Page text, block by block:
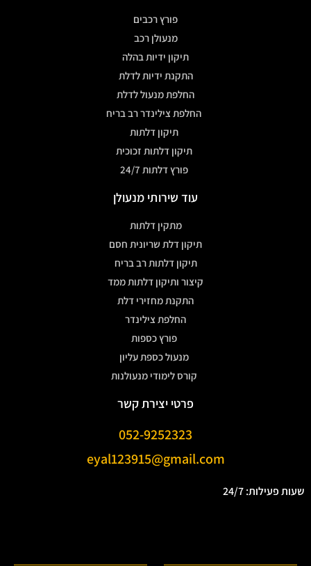
פורץ רכבים
מנעולן רכב
תיקון ידיות בהלה
התקנת ידיות לדלת
החלפת מנעול לדלת
החלפת צילינדר רב בריח
תיקון דלתות
תיקון דלתות זכוכית
פורץ דלתות 24/7
עוד שירותי מנעולן
מתקין דלתות
תיקון דלת שריונית חסם
תיקון דלתות רב בריח
קיצור ותיקון דלתות ממד
התקנת מחזירי דלת
החלפת צילינדר
פורץ כספות
מנעול כספת עליון
קורס לימודי מנעולנות
פרטי יצירת קשר
052-9252323
eyal123915@gmail.com
שעות פעילות: 24/7